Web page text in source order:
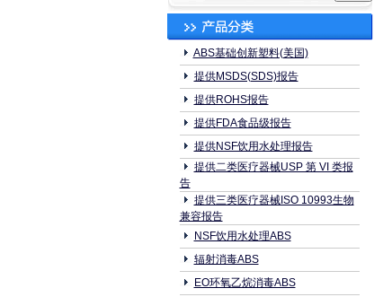
ABS基础创新塑料(美国)
提供MSDS(SDS)报告
提供ROHS报告
提供FDA食品级报告
提供NSF饮用水处理报告
提供二类医疗器械USP 第 VI 类报
告
提供三类医疗器械ISO 10993生物
兼容报告
NSF饮用水处理ABS
辐射消毒ABS
EO环氧乙烷消毒ABS